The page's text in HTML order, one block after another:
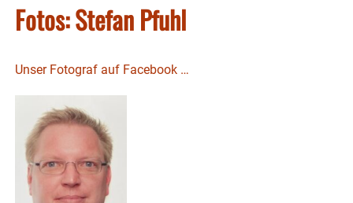
Fotos: Stefan Pfuhl
Unser Fotograf auf Facebook …